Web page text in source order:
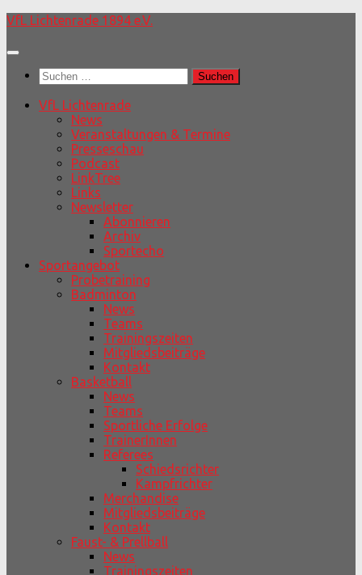
Unter
Inhalt
VfL Lichtenrade 1894 e.V.
Suchen
nach:
VfL Lichtenrade
News
Veranstaltungen & Termine
Presseschau
Podcast
LinkTree
Links
Newsletter
Abonnieren
Archiv
Sportecho
Sportangebot
Probetraining
Badminton
News
Teams
Trainingszeiten
Mitgliedsbeiträge
Kontakt
Basketball
News
Teams
Sportliche Erfolge
TrainerInnen
Referees
Schiedsrichter
Kampfrichter
Merchandise
Mitgliedsbeiträge
Kontakt
Faust- & Prellball
News
Trainingszeiten